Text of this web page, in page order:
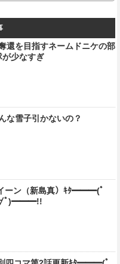
還を目指すネームドニケの部
が少なすぎ
な雪子引かないの？
ーン（新島真）ｷﾀ━━━(ﾟ
ﾟ)━━━!!